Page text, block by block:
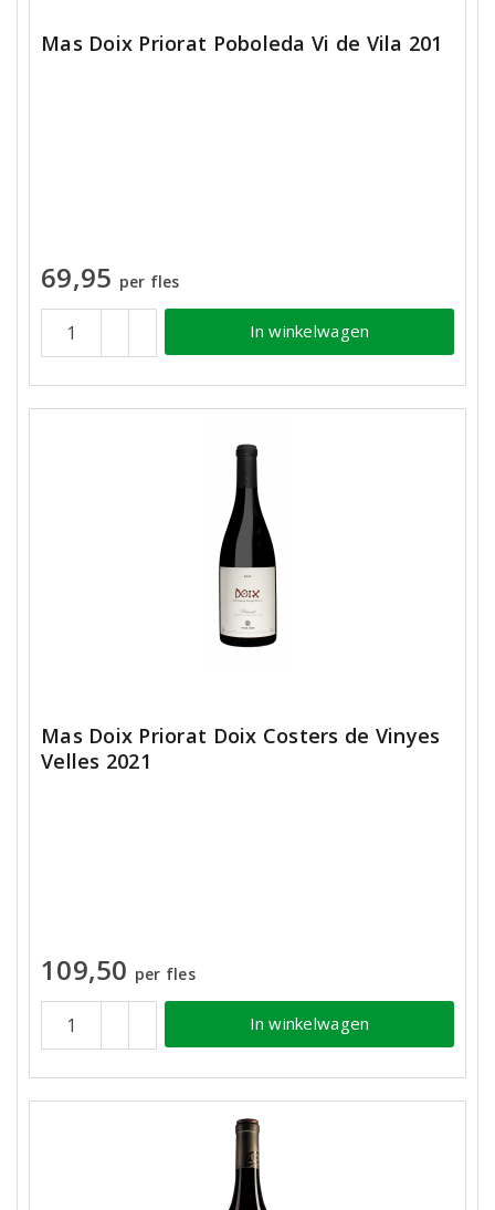
Mas Doix Priorat Poboleda Vi de Vila 201
69,95 per fles
In winkelwagen
Mas Doix Priorat Doix Costers de Vinyes
Velles 2021
109,50 per fles
In winkelwagen